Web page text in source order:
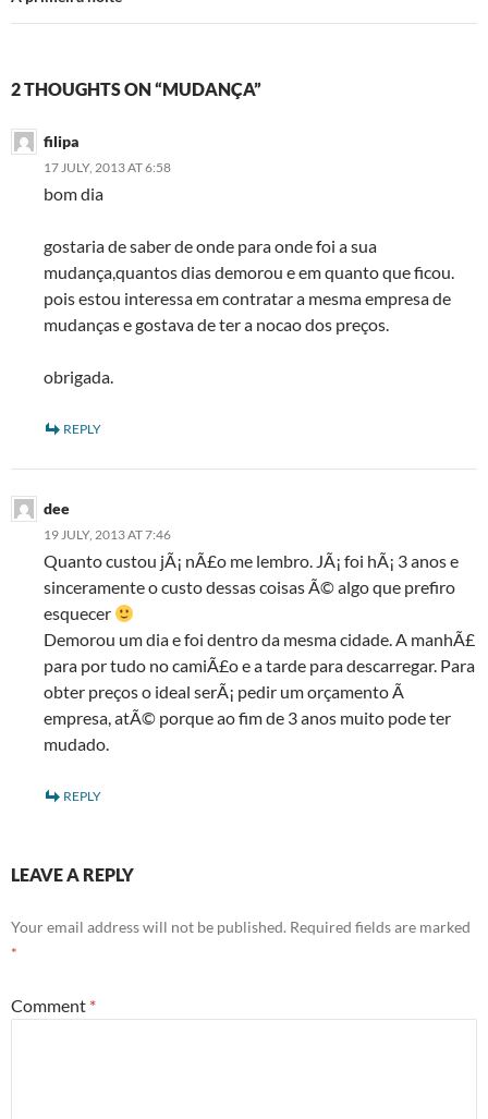
2 THOUGHTS ON “MUDANÇA”
filipa
17 JULY, 2013 AT 6:58
bom dia
gostaria de saber de onde para onde foi a sua
mudança,quantos dias demorou e em quanto que ficou.
pois estou interessa em contratar a mesma empresa de
mudanças e gostava de ter a nocao dos preços.
obrigada.
REPLY
dee
19 JULY, 2013 AT 7:46
Quanto custou jÃ¡ nÃ£o me lembro. JÃ¡ foi hÃ¡ 3 anos e
sinceramente o custo dessas coisas Ã© algo que prefiro
esquecer
Demorou um dia e foi dentro da mesma cidade. A manhÃ£
para por tudo no camiÃ£o e a tarde para descarregar. Para
obter preços o ideal serÃ¡ pedir um orçamento Ã
empresa, atÃ© porque ao fim de 3 anos muito pode ter
mudado.
REPLY
LEAVE A REPLY
Your email address will not be published. Required fields are marked
*
Comment *